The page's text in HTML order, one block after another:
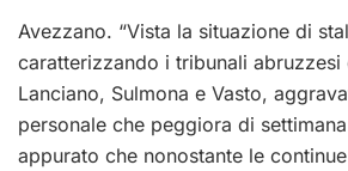
Avezzano. “Vista la situazione di
caratterizzando i tribunali abruzzesi
Lanciano, Sulmona e Vasto,
personale che peggiora di
appurato che nonostante le